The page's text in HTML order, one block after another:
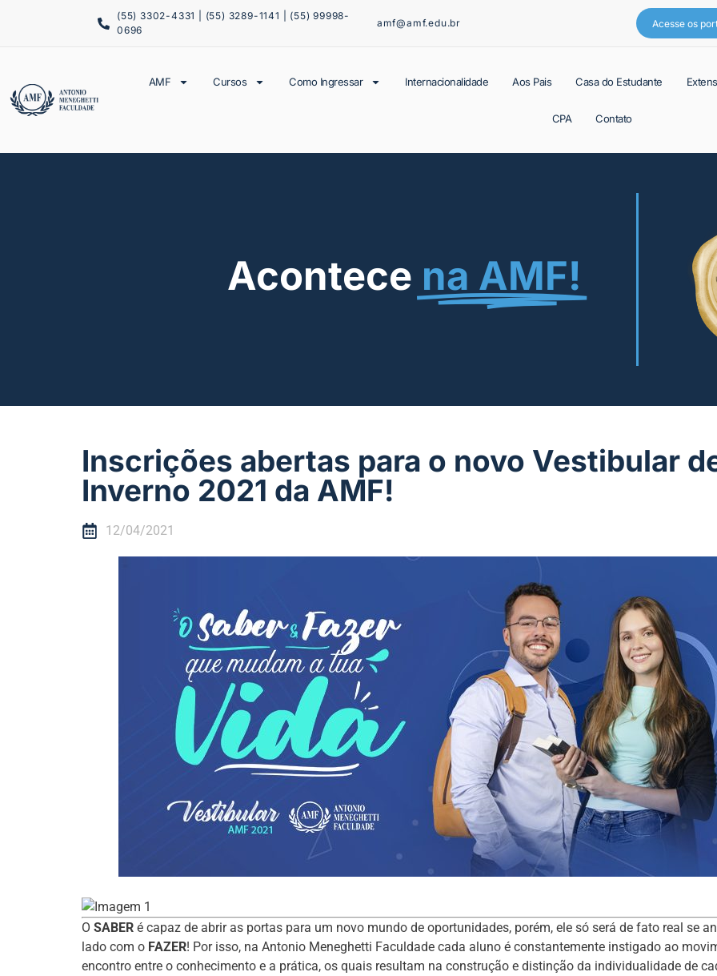
(55) 3302-4331 | (55) 3289-1141 | (55) 99998-
0696
amf@amf.edu.br Acesse os
AMF Cursos Como Ingressar Internacionalidade Aos Pais Casa do Estudante
CPA Contato
Acontece na AMF!
Inscrições abertas para o novo Vestibular
Inverno 2021 da AMF!
12/04/2021
O SABER é capaz de abrir as portas para um novo mundo de oportunidades, porém, ele só será de fato real se
lado com o FAZER! Por isso, na Antonio Meneghetti Faculdade cada aluno é constantemente instigado ao
encontro entre o conhecimento e a prática, os quais resultam na construção e distinção da individualidade de